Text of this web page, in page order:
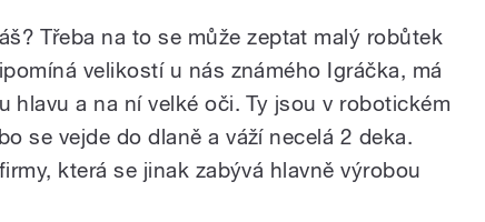
Třeba na to se může zeptat malý robůtek
velikostí u nás známého Igráčka, má
hlavu a na ní velké oči. Ty jsou v robotickém
se vejde do dlaně a váží necelá 2 deka.
která se jinak zabývá hlavně výrobou